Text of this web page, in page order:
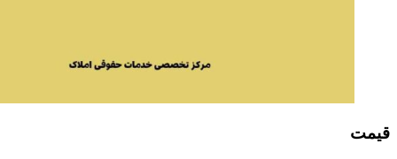
قیمت